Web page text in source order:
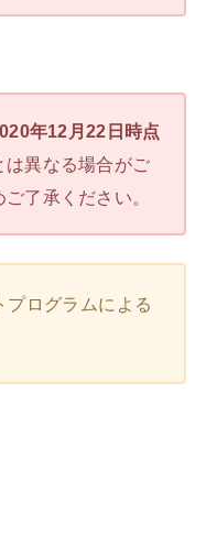
年12月22日時点
異なる場合がご
了承ください。
ログラムによる